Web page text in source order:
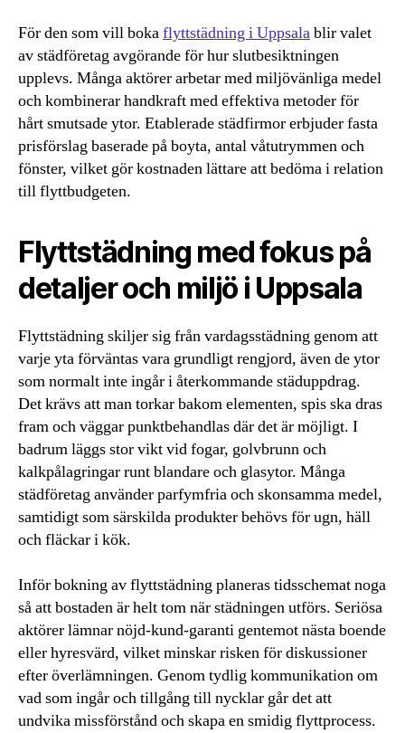
För den som vill bokaflyttstädning i Uppsalablir valet
av städföretag avgörande för hur slutbesiktningen
upplevs. Många aktörer arbetar med miljövänliga medel
och kombinerar handkraft med effektiva metoder för
hårt smutsade ytor. Etablerade städfirmor erbjuder fasta
prisförslag baserade på boyta, antal våtutrymmen och
fönster, vilket gör kostnaden lättare att bedöma i relation
till flyttbudgeten.
Flyttstädning med fokus på
detaljer och miljö i Uppsala
Flyttstädning skiljer sig från vardagsstädning genom att
varje yta förväntas vara grundligt rengjord, även de ytor
som normalt inte ingår i återkommande städuppdrag.
Det krävs att man torkar bakom elementen, spis ska dras
fram och väggar punktbehandlas där det är möjligt. I
badrum läggs stor vikt vid fogar, golvbrunn och
kalkpålagringar runt blandare och glasytor. Många
städföretag använder parfymfria och skonsamma medel,
samtidigt som särskilda produkter behövs för ugn, häll
och fläckar i kök.
Inför bokning av flyttstädning planeras tidsschemat noga
så att bostaden är helt tom när städningen utförs. Seriösa
aktörer lämnar nöjd-kund-garanti gentemot nästa boende
eller hyresvärd, vilket minskar risken för diskussioner
efter överlämningen. Genom tydlig kommunikation om
vad som ingår och tillgång till nycklar går det att
undvika missförstånd och skapa en smidig flyttprocess.